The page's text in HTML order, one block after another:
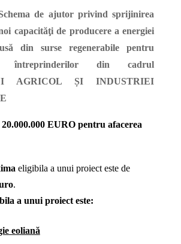
de ajutor privind sprijinirea
capacităţi de producere a energiei
din surse regenerabile pentru
întreprinderilor din cadrul
AGRICOL ȘI INDUSTRIEI
EURO pentru afacerea
eligibila a unui proiect este de
.
a unui proiect este:
eoliană